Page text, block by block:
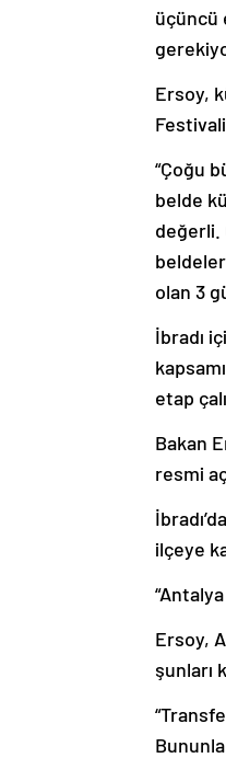
üçüncü
Ersoy,
“Çoğu
belde
değerli.
olan 3
İbradı
etap
Bakan
resmi
ilçeye
Ersoy,
şunları